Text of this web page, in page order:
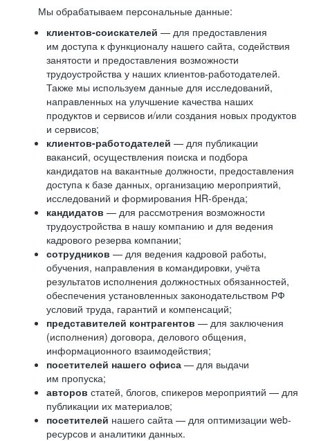
Мы обрабатываем персональные данные:
клиентов-соискателей — для предоставления
им доступа к функционалу нашего сайта, содействия
занятости и предоставления возможности
трудоустройства у наших клиентов-работодателей.
Также мы используем данные для исследований,
направленных на улучшение качества наших
продуктов и сервисов и/или создания новых продуктов
и сервисов;
клиентов-работодателей — для публикации
вакансий, осуществления поиска и подбора
кандидатов на вакантные должности, предоставления
доступа к базе данных, организацию мероприятий,
исследований и формирования HR-бренда;
кандидатов — для рассмотрения возможности
трудоустройства в нашу компанию и для ведения
кадрового резерва компании;
сотрудников — для ведения кадровой работы,
обучения, направления в командировки, учёта
результатов исполнения должностных обязанностей,
обеспечения установленных законодательством РФ
условий труда, гарантий и компенсаций;
представителей контрагентов — для заключения
(исполнения) договора, делового общения,
информационного взаимодействия;
посетителей нашего офиса — для выдачи
им пропуска;
авторов статей, блогов, спикеров мероприятий — для
публикации их материалов;
посетителей нашего сайта — для оптимизации web-
ресурсов и аналитики данных.